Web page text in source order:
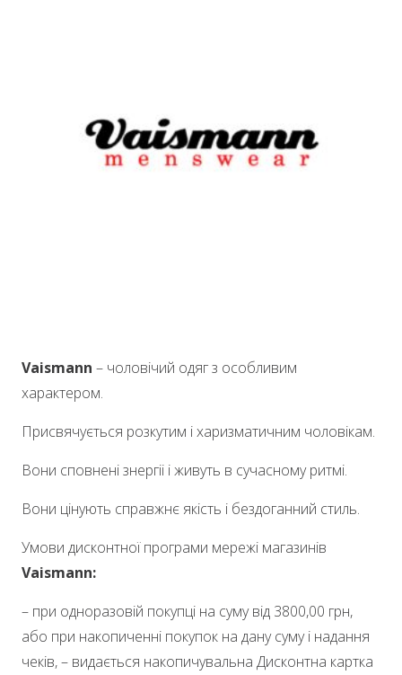
Vaismann – чоловічий одяг з особливим
характером.
Присвячується розкутим і харизматичним чоловікам.
Вони сповнені знергіі і живуть в сучасному ритмі.
Вони цінують справжнє якість і бездоганний стиль.
Умови дисконтної програми мережі магазинів
Vaismann:
– при одноразовій покупці на суму від 3800,00 грн,
або при накопиченні покупок на дану суму і надання
чеків, – видається накопичувальна Дисконтна картка